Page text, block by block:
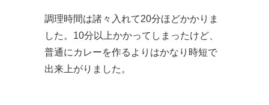
調理時間は諸々入れて20分ほどかかりま
した。10分以上かかってしまったけど、
普通にカレーを作るよりはかなり時短で
出来上がりました。